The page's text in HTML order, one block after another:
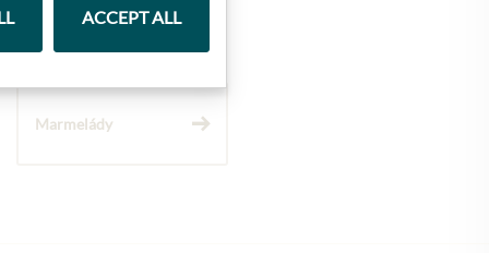
Marmelády
ACCEPT ALL